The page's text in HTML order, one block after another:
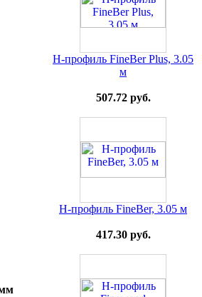
H-профиль FineBer Plus, 3.05
м
507.72 руб.
H-профиль FineBer, 3.05 м
417.30 руб.